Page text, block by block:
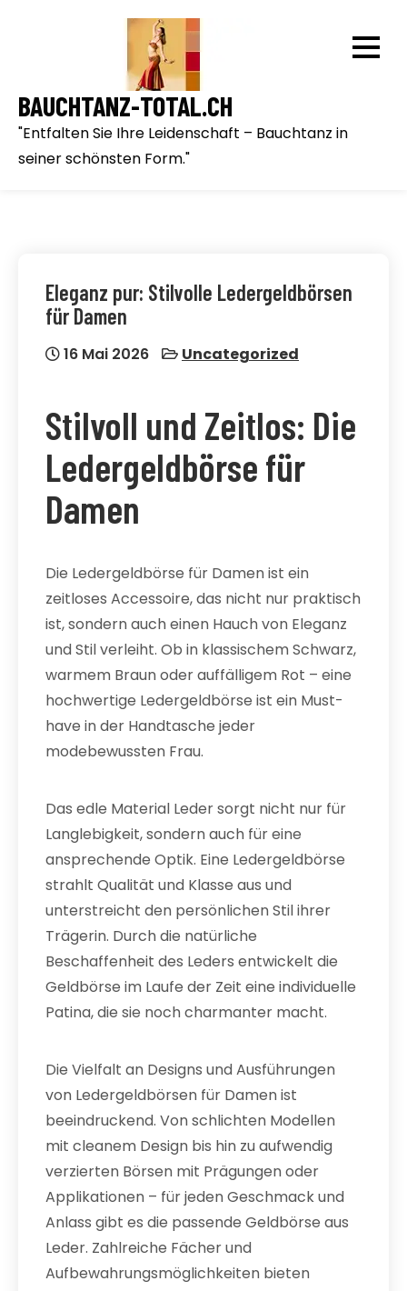
BAUCHTANZ-TOTAL.CH
"Entfalten Sie Ihre Leidenschaft – Bauchtanz in
seiner schönsten Form."
Eleganz pur: Stilvolle Ledergeldbörsen
für Damen
16 Mai 2026 Uncategorized
Stilvoll und Zeitlos: Die
Ledergeldbörse für
Damen
Die Ledergeldbörse für Damen ist ein
zeitloses Accessoire, das nicht nur praktisch
ist, sondern auch einen Hauch von Eleganz
und Stil verleiht. Ob in klassischem Schwarz,
warmem Braun oder auffälligem Rot – eine
hochwertige Ledergeldbörse ist ein Must-
have in der Handtasche jeder
modebewussten Frau.
Das edle Material Leder sorgt nicht nur für
Langlebigkeit, sondern auch für eine
ansprechende Optik. Eine Ledergeldbörse
strahlt Qualität und Klasse aus und
unterstreicht den persönlichen Stil ihrer
Trägerin. Durch die natürliche
Beschaffenheit des Leders entwickelt die
Geldbörse im Laufe der Zeit eine individuelle
Patina, die sie noch charmanter macht.
Die Vielfalt an Designs und Ausführungen
von Ledergeldbörsen für Damen ist
beeindruckend. Von schlichten Modellen
mit cleanem Design bis hin zu aufwendig
verzierten Börsen mit Prägungen oder
Applikationen – für jeden Geschmack und
Anlass gibt es die passende Geldbörse aus
Leder. Zahlreiche Fächer und
Aufbewahrungsmöglichkeiten bieten